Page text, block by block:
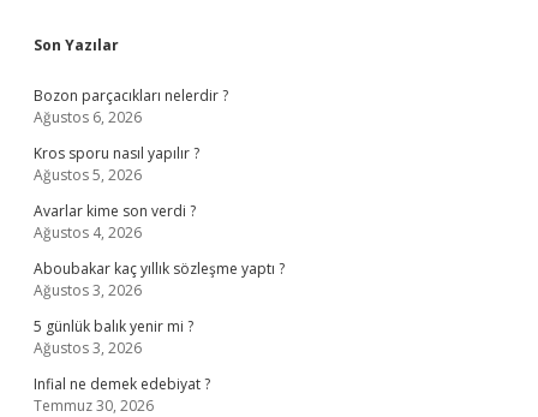
Sidebar
Son Yazılar
Bozon parçacıkları nelerdir ?
Ağustos 6, 2026
Kros sporu nasıl yapılır ?
Ağustos 5, 2026
Avarlar kime son verdi ?
Ağustos 4, 2026
Aboubakar kaç yıllık sözleşme yaptı ?
Ağustos 3, 2026
5 günlük balık yenir mi ?
Ağustos 3, 2026
Infial ne demek edebiyat ?
Temmuz 30, 2026